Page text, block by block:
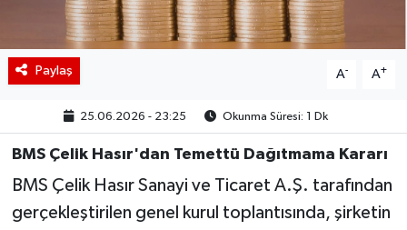
Paylaş A- A+
25.06.2026 - 23:25 Okunma Süresi: 1 Dk
BMS Çelik Hasır'dan Temettü Dağıtmama Kararı
BMS Çelik Hasır Sanayi ve Ticaret A.Ş. tarafından
gerçekleştirilen genel kurul toplantısında, şirketin
Hakkımızda
İletişim